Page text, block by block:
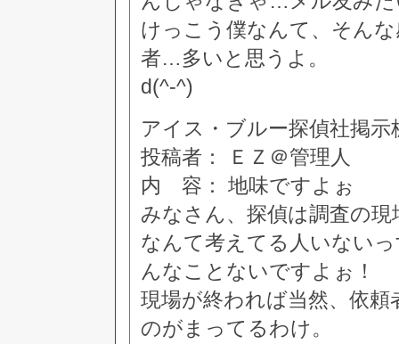
けっこう僕なんて、そん
者…多いと思うよ。
d(^-^)
アイス・ブルー探偵社掲
投稿者： ＥＺ＠管理人
内 容： 地味ですよぉ
みなさん、探偵は調査の
なんて考えてる人いない
んなことないですよぉ！
現場が終われば当然、依
のがまってるわけ。